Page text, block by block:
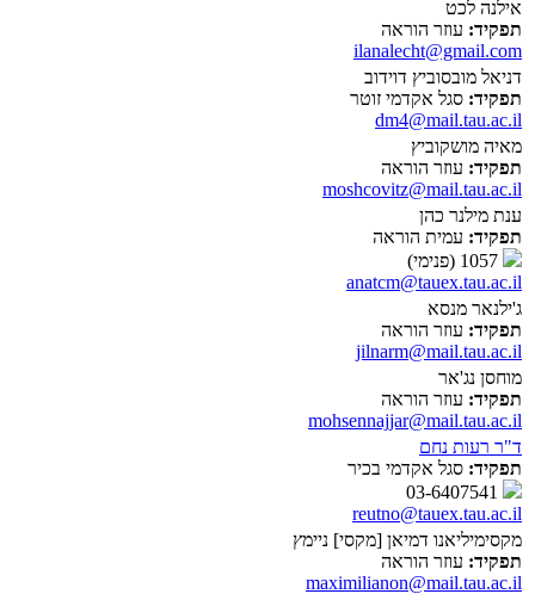
אילנה לכט
תפקיד: עוזר הוראה
ilanalecht@gmail.com
דניאל מובסוביץ דוידוב
תפקיד: סגל אקדמי זוטר
dm4@mail.tau.ac.il
מאיה מושקוביץ
תפקיד: עוזר הוראה
moshcovitz@mail.tau.ac.il
ענת מילנר כהן
תפקיד: עמית הוראה
anatcm@tauex.tau.ac.il
ג'ילנאר מנסא
תפקיד: עוזר הוראה
jilnarm@mail.tau.ac.il
מוחסן נג'אר
תפקיד: עוזר הוראה
mohsennajjar@mail.tau.ac.il
ד"ר רעות נחם
תפקיד: סגל אקדמי בכיר
reutno@tauex.tau.ac.il
מקסימיליאנו דמיאן [מקסי] ניימץ
תפקיד: עוזר הוראה
maximilianon@mail.tau.ac.il